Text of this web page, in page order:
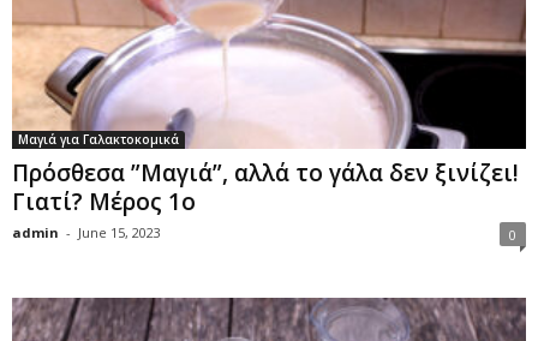
Μαγιά για Γαλακτοκομικά
Πρόσθεσα ”Μαγιά”, αλλά το γάλα δεν ξινίζει!
Γιατί? Μέρος 1ο
admin - June 15, 2023 0